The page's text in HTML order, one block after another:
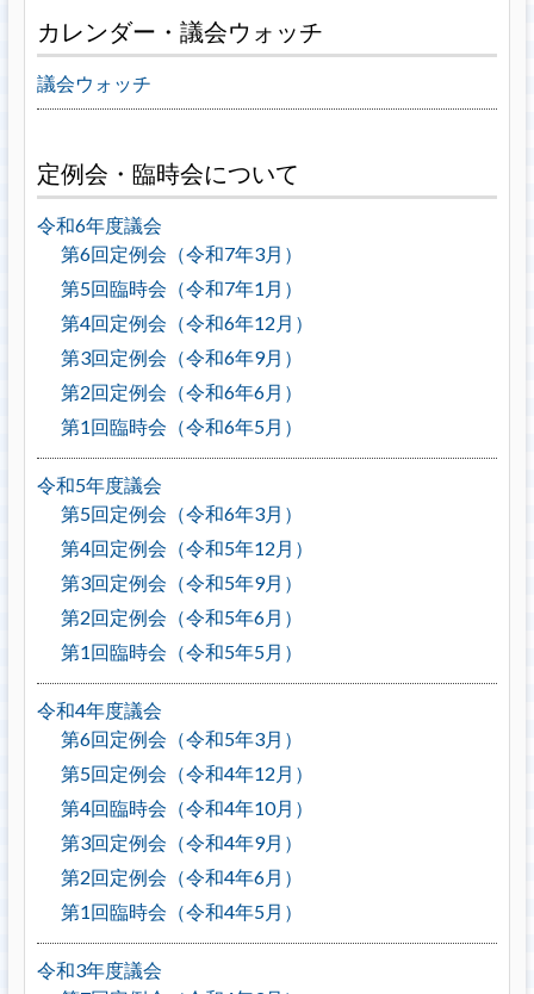
カレンダー・議会ウォッチ
議会ウォッチ
定例会・臨時会について
令和6年度議会
第6回定例会（令和7年3月）
第5回臨時会（令和7年1月）
第4回定例会（令和6年12月）
第3回定例会（令和6年9月）
第2回定例会（令和6年6月）
第1回臨時会（令和6年5月）
令和5年度議会
第5回定例会（令和6年3月）
第4回定例会（令和5年12月）
第3回定例会（令和5年9月）
第2回定例会（令和5年6月）
第1回臨時会（令和5年5月）
令和4年度議会
第6回定例会（令和5年3月）
第5回定例会（令和4年12月）
第4回臨時会（令和4年10月）
第3回定例会（令和4年9月）
第2回定例会（令和4年6月）
第1回臨時会（令和4年5月）
令和3年度議会